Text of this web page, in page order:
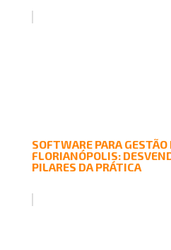
SOFTWARE PARA GESTÃO
FLORIANÓPOLIS:
PILARES DA PRÁTICA